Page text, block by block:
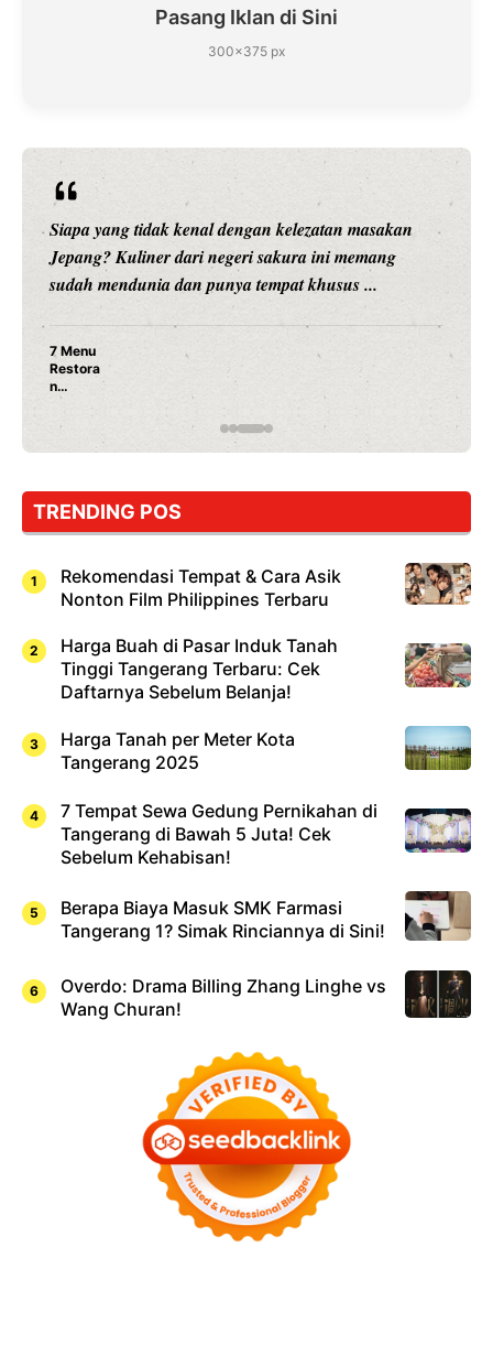
Pasang Iklan di Sini
300×375 px
Siapa yang tidak kenal dengan kelezatan masakan
Jepang? Kuliner dari negeri sakura ini memang
sudah mendunia dan punya tempat khusus ...
7 Menu
Restora
n
Jepang
yang
Dicoba,
Cuma
Sushi!
TRENDING POS
Rekomendasi Tempat & Cara Asik
Nonton Film Philippines Terbaru
Harga Buah di Pasar Induk Tanah
Tinggi Tangerang Terbaru: Cek
Daftarnya Sebelum Belanja!
Harga Tanah per Meter Kota
Tangerang 2025
7 Tempat Sewa Gedung Pernikahan di
Tangerang di Bawah 5 Juta! Cek
Sebelum Kehabisan!
Berapa Biaya Masuk SMK Farmasi
Tangerang 1? Simak Rinciannya di Sini!
Overdo: Drama Billing Zhang Linghe vs
Wang Churan!